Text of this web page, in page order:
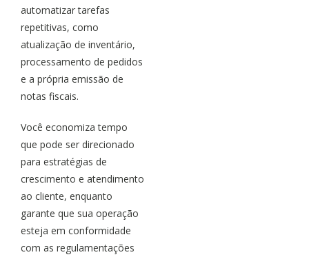
automatizar tarefas
repetitivas, como
atualização de inventário,
processamento de pedidos
e a própria emissão de
notas fiscais.
Você economiza tempo
que pode ser direcionado
para estratégias de
crescimento e atendimento
ao cliente, enquanto
garante que sua operação
esteja em conformidade
com as regulamentações